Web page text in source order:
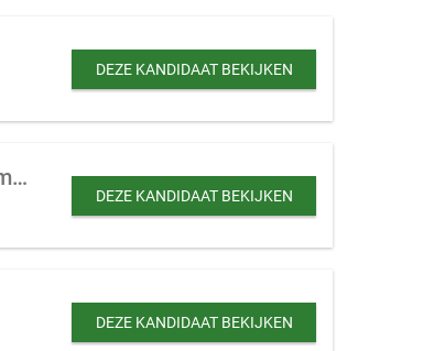
DEZE KANDIDAAT BEKIJKEN
Retraitecentrum of opleidingslocatie te koop gevraagd ter uitbreiding van een evenementenbedrijf
DEZE KANDIDAAT BEKIJKEN
DEZE KANDIDAAT BEKIJKEN